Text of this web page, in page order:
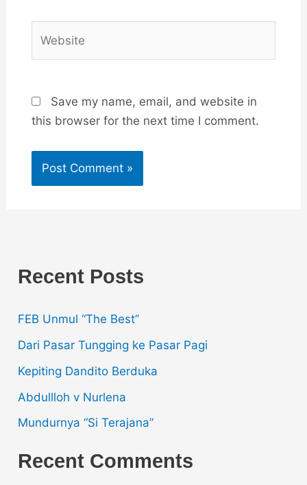
Save my name, email, and website in
this browser for the next time I comment.
Recent Posts
FEB Unmul “The Best”
Dari Pasar Tungging ke Pasar Pagi
Kepiting Dandito Berduka
Abdullloh v Nurlena
Mundurnya “Si Terajana”
Recent Comments